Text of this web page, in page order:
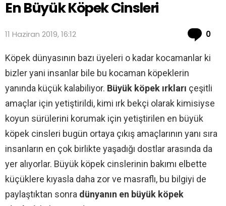
En Büyük Köpek Cinsleri
11 Haziran 2019, 16:12 0
Köpek dünyasının bazı üyeleri o kadar kocamanlar ki
bizler yani insanlar bile bu kocaman köpeklerin
yanında küçük kalabiliyor. Büyük köpek ırkları çeşitli
amaçlar için yetiştirildi, kimi ırk bekçi olarak kimisiyse
koyun sürülerini korumak için yetiştirilen en büyük
köpek cinsleri bugün ortaya çıkış amaçlarının yanı sıra
insanların en çok birlikte yaşadığı dostlar arasında da
yer alıyorlar. Büyük köpek cinslerinin bakımı elbette
küçüklere kıyasla daha zor ve masraflı, bu bilgiyi de
paylaştıktan sonra dünyanın en büyük köpek